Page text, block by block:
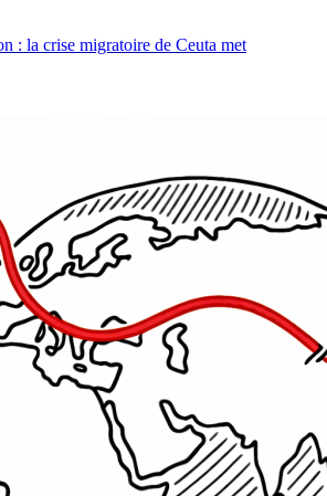
: la crise migratoire de Ceuta met